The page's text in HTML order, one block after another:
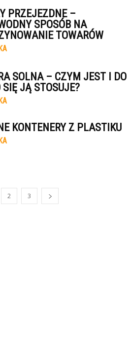
PRZEJEZDNE –
SPOSÓB NA
TOWARÓW
SOLNA – CZYM JEST I DO
SIĘ JĄ STOSUJE?
KONTENERY Z PLASTIKU
2 3